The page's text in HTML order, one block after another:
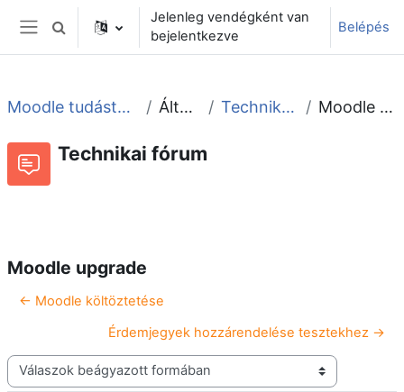
Tovább a fő tartalomhoz
Oldalpanel
Keresési bemeneti adatok váltása
Jelenleg vendégként van
bejelentkezve
Belépés
Moodle tudástár és fórum Általános Technikai fórum Moodle upgrade
Technikai fórum
Moodle upgrade
← Moodle költöztetése
Érdemjegyek hozzárendelése tesztekhez →
Megjelenítési mód